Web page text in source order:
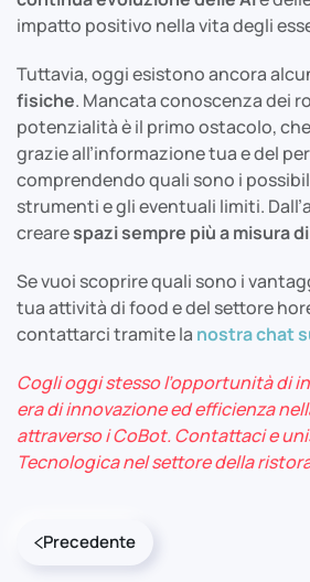
impatto positivo nella vita degli
Tuttavia, oggi esistono ancora
fisiche. Mancata conoscenza dei
potenzialità è il primo ostacolo,
grazie all’informazione tua e del
comprendendo quali sono i
strumenti e gli eventuali limiti.
crearespazi sempre più a misura
Se vuoi scoprire quali sono i
tua attività di food e del settore
contattarci tramite la nostra chat
Cogli oggi stesso l’opportunità di
era di innovazione ed efficienza
attraverso i CoBot. Contattaci e
Tecnologica nel settore della
Precedente